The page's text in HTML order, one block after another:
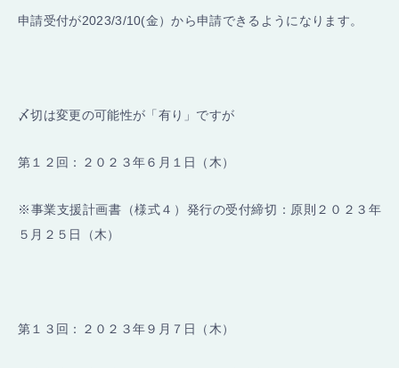
申請受付が2023/3/10(金）から申請できるようになります。
〆切は変更の可能性が「有り」ですが
第１２回：２０２３年６月１日（木）
※事業支援計画書（様式４）発行の受付締切：原則２０２３年
５月２５日（木）
第１３回：２０２３年９月７日（木）